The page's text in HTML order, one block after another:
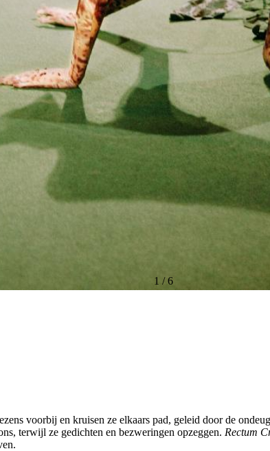
1 /6
voorbij en kruisen ze elkaars pad, geleid door de
terwijl ze gedichten en bezweringen opzeggen. Rectum